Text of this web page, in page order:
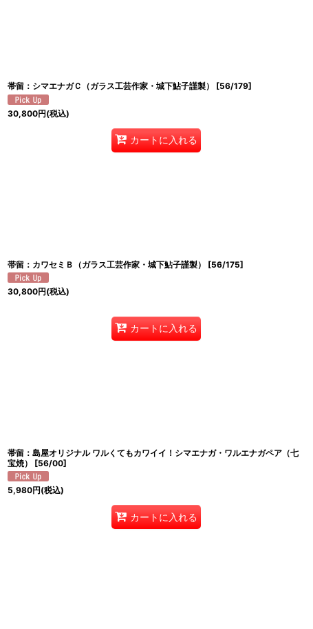
帯留：シマエナガＣ（ガラス工芸作家・城下鮎子謹製） [56/179]
30,800円(税込)
カートに入れる
帯留：カワセミＢ（ガラス工芸作家・城下鮎子謹製） [56/175]
30,800円(税込)
カートに入れる
帯留：島屋オリジナル ワルくてもカワイイ！シマエナガ・ワルエナガペア（七
宝焼）
[56/00]
5,980円(税込)
カートに入れる